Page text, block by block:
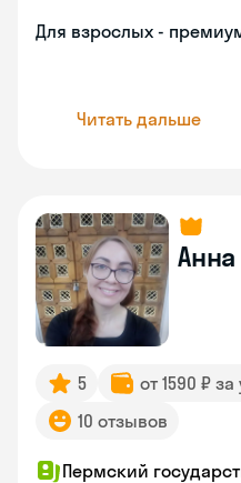
Для взрослых -
Читать дальше
Анна
5 от 1590 ₽
10 отзывов
Пермский